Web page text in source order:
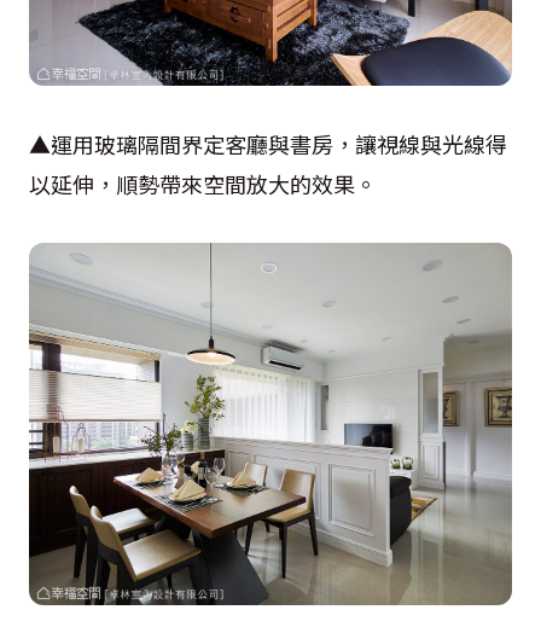
▲運用玻璃隔間界定客廳與書房，讓視線與光線得
以延伸，順勢帶來空間放大的效果。